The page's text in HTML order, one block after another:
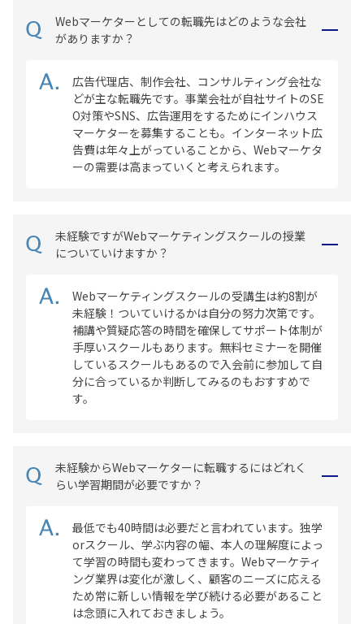
Webマーケターとしての転職先はどのような会社
がありますか？
広告代理店、制作会社、コンサルティング会社な
どが主な転職先です。事業会社が自社サイトのSE
O対策やSNS、広告運用をするためにインハウス
マーケターを募集することも。インターネット広
告費は年々上がっていることから、Webマーケタ
ーの需要は高まっていくと考えられます。
未経験ですがWebマーケティングスクールの授業
についていけますか？
Webマーケティングスクールの受講生は約8割が
未経験！ついていけるかは自分の努力次第です。
補講や質疑応答の時間を確保してサポート体制が
手厚いスクールもあります。無料セミナーを開催
しているスクールもあるので入会前に参加して自
分に合っているか判断してみるのもおすすめで
す。
未経験からWebマーケターに転職するにはどれく
らい学習期間が必要ですか？
最低でも40時間は必要だと言われています。独学
orスクール、学ぶ内容の幅、本人の理解度によっ
て学習の時間も変わってきます。Webマーケティ
ング業界は変化が激しく、顧客のニーズに応える
ため常に新しい情報を学び続ける必要があること
は念頭に入れておきましょう。